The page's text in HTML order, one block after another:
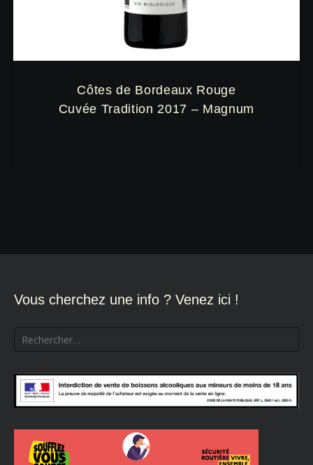
Côtes de Bordeaux Rouge
Cuvée Tradition 2017 – Magnum
Vous cherchez une info ? Venez ici !
Rechercher :